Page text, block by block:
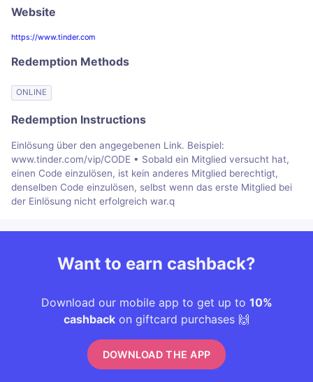
Website
https://www.tinder.com
Redemption Methods
ONLINE
Redemption Instructions
Einlösung über den angegebenen Link. Beispiel:
www.tinder.com/vip/CODE • Sobald ein Mitglied versucht hat,
einen Code einzulösen, ist kein anderes Mitglied berechtigt,
denselben Code einzulösen, selbst wenn das erste Mitglied bei
der Einlösung nicht erfolgreich war.q
Want to earn cashback?
Download our mobile app to get up to 10%
cashback on giftcard purchases 🙌
DOWNLOAD THE APP